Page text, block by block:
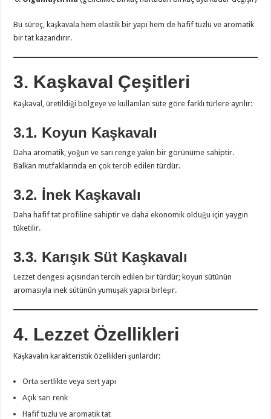
Bu süreç, kaşkavala hem elastik bir yapı hem de hafif tuzlu ve aromatik
bir tat kazandırır.
3. Kaşkaval Çeşitleri
Kaşkaval, üretildiği bölgeye ve kullanılan süte göre farklı türlere ayrılır:
3.1. Koyun Kaşkavalı
Daha aromatik, yoğun ve sarı renge yakın bir görünüme sahiptir.
Balkan mutfaklarında en çok tercih edilen türdür.
3.2. İnek Kaşkavalı
Daha hafif tat profiline sahiptir ve daha ekonomik olduğu için yaygın
tüketilir.
3.3. Karışık Süt Kaşkavalı
Lezzet dengesi açısından tercih edilen bir türdür; koyun sütünün
aromasıyla inek sütünün yumuşak yapısı birleşir.
4. Lezzet Özellikleri
Kaşkavalın karakteristik özellikleri şunlardır:
Orta sertlikte veya sert yapı
Açık sarı renk
Hafif tuzlu ve aromatik tat